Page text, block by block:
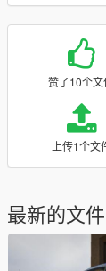
赞了10个文
上传1个文
最新的文件